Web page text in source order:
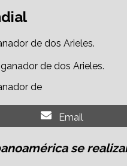
de dos Arieles.
de
Share
on
Email
américa se